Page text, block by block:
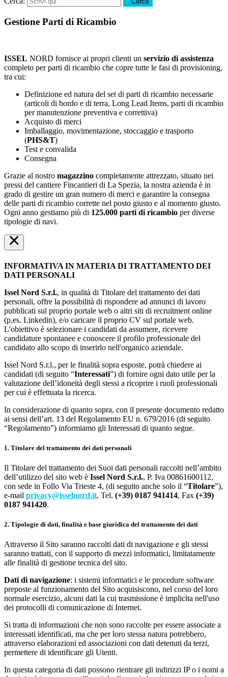
Gestione Parti di Ricambio
ISSEL NORD fornisce ai propri clienti un servizio di assistenza
completo per parti di ricambio che copre tutte le fasi di provisioning,
tra cui:
Definizione ed natura del set di parti di ricambio necessarie
(articoli di bordo e di terra, Long Lead Items, parti di ricambio
per manutenzione preventiva e correttiva)
Acquisto di merci
Imballaggio, movimentazione, stoccaggio e trasporto
(PHS&T)
Test e convalida
Consegna
Grazie al nostro magazzino completamente attrezzato, situato nei
pressi del cantiere Fincantieri di La Spezia, la nostra azienda è in
grado di gestire un gran numero di merci e garantire la consegna
delle parti di ricambio corrette nel posto giusto e al momento giusto.
Ogni anno gestiamo più di 125.000 parti di ricambio per diverse
tipologie di navi.
×
INFORMATIVA IN MATERIA DI TRATTAMENTO DEI
DATI PERSONALI
Issel Nord S.r.l., in qualità di Titolare del trattamento dei dati
personali, offre la possibilità di rispondere ad annunci di lavoro
pubblicati sul proprio portale web o altri siti di recruitment online
(p.es. Linkedin), e/o caricare il proprio CV sul portale web.
L'obiettivo è selezionare i candidati da assumere, ricevere
candidature spontanee e conoscere il profilo professionale del
candidato allo scopo di inserirlo nell'organico aziendale.
Issel Nord S.r.l., per le finalità sopra esposte, potrà chiedere ai
candidati (di seguito “Interessati”) di fornire ogni dato utile per la
valutazione dell’idoneità degli stessi a ricoprire i ruoli professionali
per cui è effettuata la ricerca.
In considerazione di quanto sopra, con il presente documento redatto
ai sensi dell’art. 13 del Regolamento EU n. 679/2016 (di seguito
“Regolamento”) informiamo gli Interessati di quanto segue.
1. Titolare del trattamento dei dati personali
Il Titolare del trattamento dei Suoi dati personali raccolti nell’ambito
dell’utilizzo del sito web è Issel Nord S.r.l., P. Iva 00861600112,
con sede in Follo Via Trieste 4, (di seguito anche solo il “Titolare”),
e-mail privacy@isselnord.it, Tel. (+39) 0187 941414, Fax (+39)
0187 941420.
2. Tipologie di dati, finalità e base giuridica del trattamento dei dati
Attraverso il Sito saranno raccolti dati di navigazione e gli stessi
saranno trattati, con il supporto di mezzi informatici, limitatamente
alle finalità di gestione tecnica del sito.
Dati di navigazione: i sistemi informatici e le procedure software
preposte al funzionamento del Sito acquisiscono, nel corso del loro
normale esercizio, alcuni dati la cui trasmissione è implicita nell'uso
dei protocolli di comunicazione di Internet.
Si tratta di informazioni che non sono raccolte per essere associate a
interessati identificati, ma che per loro stessa natura potrebbero,
attraverso elaborazioni ed associazioni con dati detenuti da terzi,
permettere di identificare gli Utenti.
In questa categoria di dati possono rientrare gli indirizzi IP o i nomi a